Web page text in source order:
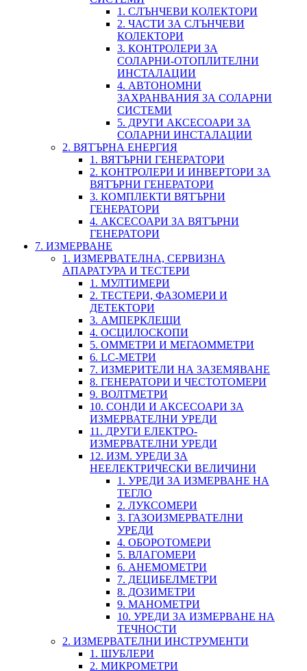
1. СЛЪНЧЕВИ КОЛЕКТОРИ
2. ЧАСТИ ЗА СЛЪНЧЕВИ
КОЛЕКТОРИ
3. КОНТРОЛЕРИ ЗА
СОЛАРНИ-ОТОПЛИТЕЛНИ
ИНСТАЛАЦИИ
4. АВТОНОМНИ
ЗАХРАНВАНИЯ ЗА СОЛАРНИ
СИСТЕМИ
5. ДРУГИ АКСЕСОАРИ ЗА
СОЛАРНИ ИНСТАЛАЦИИ
2. ВЯТЪРНА ЕНЕРГИЯ
1. ВЯТЪРНИ ГЕНЕРАТОРИ
2. КОНТРОЛЕРИ И ИНВЕРТОРИ ЗА
ВЯТЪРНИ ГЕНЕРАТОРИ
3. КОМПЛЕКТИ ВЯТЪРНИ
ГЕНЕРАТОРИ
4. АКСЕСОАРИ ЗА ВЯТЪРНИ
ГЕНЕРАТОРИ
7. ИЗМЕРВАНЕ
1. ИЗМЕРВАТЕЛНА, СЕРВИЗНА
АПАРАТУРА И ТЕСТЕРИ
1. МУЛТИМЕРИ
2. ТЕСТЕРИ, ФАЗОМЕРИ И
ДЕТЕКТОРИ
3. АМПЕРКЛЕЩИ
4. ОСЦИЛОСКОПИ
5. ОММЕТРИ И МЕГАОММЕТРИ
6. LC-МЕТРИ
7. ИЗМЕРИТЕЛИ НА ЗАЗЕМЯВАНЕ
8. ГЕНЕРАТОРИ И ЧЕСТОТОМЕРИ
9. ВОЛТМЕТРИ
10. СОНДИ И АКСЕСОАРИ ЗА
ИЗМЕРВАТЕЛНИ УРЕДИ
11. ДРУГИ ЕЛЕКТРО-
ИЗМЕРВАТЕЛНИ УРЕДИ
12. ИЗМ. УРЕДИ ЗА
НЕЕЛЕКТРИЧЕСКИ ВЕЛИЧИНИ
1. УРЕДИ ЗА ИЗМЕРВАНЕ НА
ТЕГЛО
2. ЛУКСОМЕРИ
3. ГАЗОИЗМЕРВАТЕЛНИ
УРЕДИ
4. ОБОРОТОМЕРИ
5. ВЛАГОМЕРИ
6. АНЕМОМЕТРИ
7. ДЕЦИБЕЛМЕТРИ
8. ДОЗИМЕТРИ
9. МАНОМЕТРИ
10. УРЕДИ ЗА ИЗМЕРВАНЕ НА
ТЕЧНОСТИ
2. ИЗМЕРВАТЕЛНИ ИНСТРУМЕНТИ
1. ШУБЛЕРИ
2. МИКРОМЕТРИ